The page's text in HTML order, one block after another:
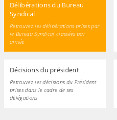
Délibérations du Bureau
Syndical
Retrouvez les délibérations prises par
le Bureau Syndical classées par
année
Décisions du président
Retrouvez les décisions du Président
prises dans le cadre de ses
délégations